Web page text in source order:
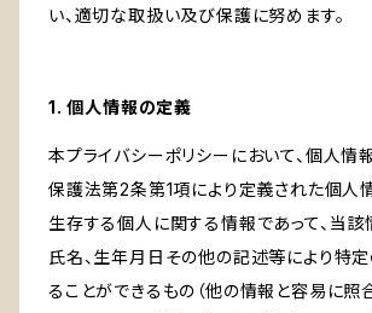
い、適切な取扱い及び保護に努めます。
1. 個人情報の定義
本プライバシーポリシーにおいて、個人情
保護法第2条第1項により定義された個人情
生存する個人に関する情報であって、当
氏名、生年月日その他の記述等により特
ることができるもの（他の情報と容易に照